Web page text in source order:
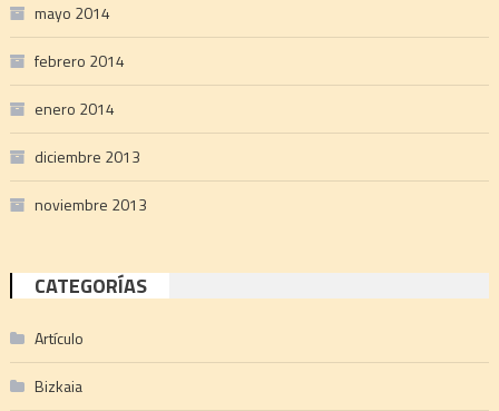
mayo 2014
febrero 2014
enero 2014
diciembre 2013
noviembre 2013
CATEGORÍAS
Artículo
Bizkaia